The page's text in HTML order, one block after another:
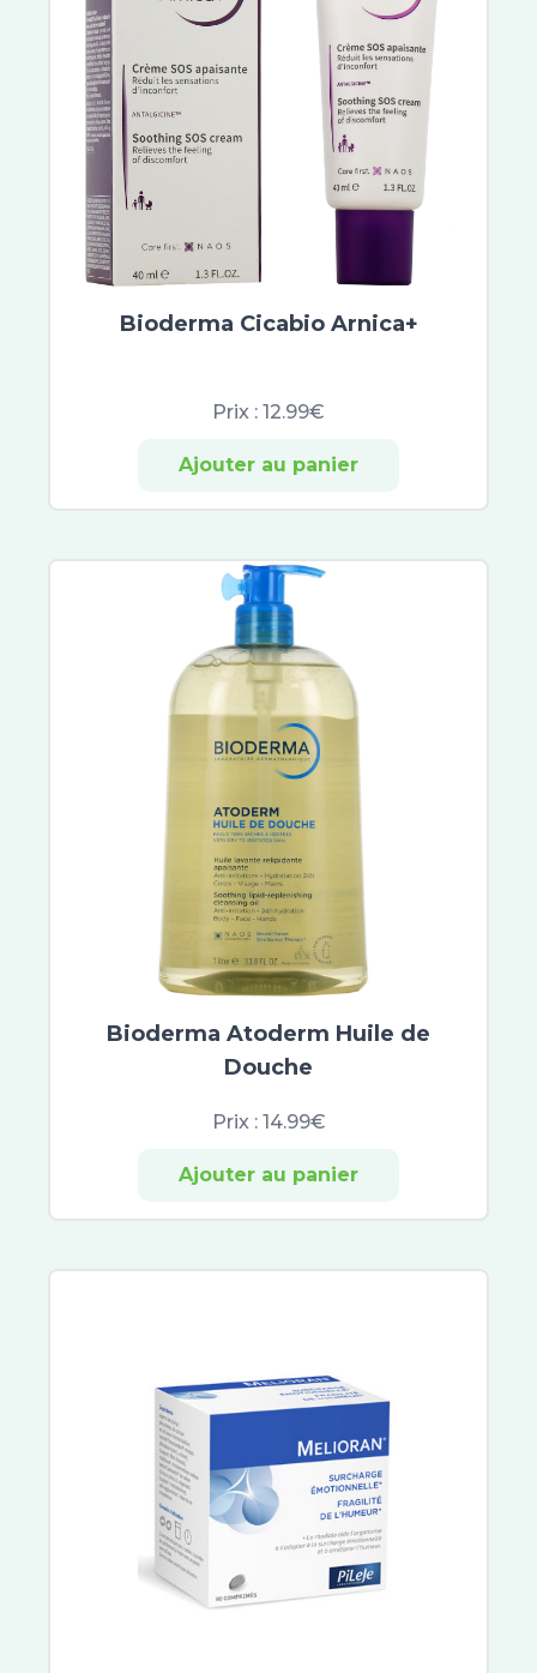
Bioderma Cicabio Arnica+
Prix : 12.99€
Ajouter au panier
Bioderma Atoderm Huile de
Douche
Prix : 14.99€
Ajouter au panier